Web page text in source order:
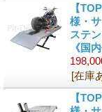
【
様・
ステ
《国
[在庫
【